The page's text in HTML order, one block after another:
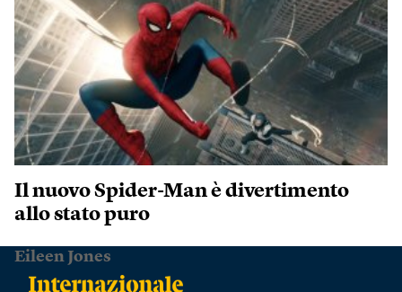
Il nuovo Spider-Man è divertimento
allo stato puro
Eileen Jones